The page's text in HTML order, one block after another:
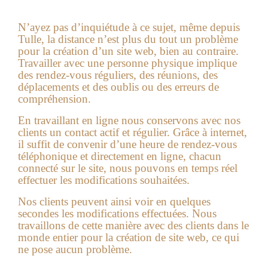
N’ayez pas d’inquiétude à ce sujet, même depuis
Tulle, la distance n’est plus du tout un problème
pour la création d’un site web, bien au contraire.
Travailler avec une personne physique implique
des rendez-vous réguliers, des réunions, des
déplacements et des oublis ou des erreurs de
compréhension.
En travaillant en ligne nous conservons avec nos
clients un contact actif et régulier. Grâce à internet,
il suffit de convenir d’une heure de rendez-vous
téléphonique et directement en ligne, chacun
connecté sur le site, nous pouvons en temps réel
effectuer les modifications souhaitées.
Nos clients peuvent ainsi voir en quelques
secondes les modifications effectuées. Nous
travaillons de cette manière avec des clients dans le
monde entier pour la création de site web, ce qui
ne pose aucun problème.